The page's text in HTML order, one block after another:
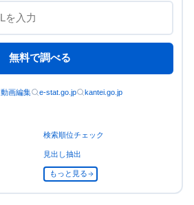
無料で調べる
動画編集 e-stat.go.jp
kantei.go.jp
検索順位チェック
見出し抽出
もっと見る